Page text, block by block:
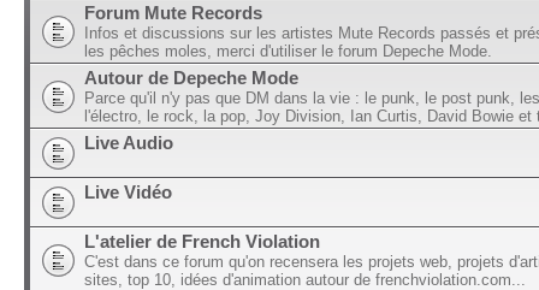
Forum Mute Records
Infos et discussions sur les artistes Mute Records passés et
les pêches moles, merci d'utiliser le forum Depeche Mode.
Autour de Depeche Mode
Parce qu'il n'y pas que DM dans la vie : le punk, le post punk,
l'électro, le rock, la pop, Joy Division, Ian Curtis, David Bowie et
Live Audio
Live Vidéo
L'atelier de French Violation
C'est dans ce forum qu'on recensera les projets web, projets
sites, top 10, idées d'animation autour de frenchviolation.com...